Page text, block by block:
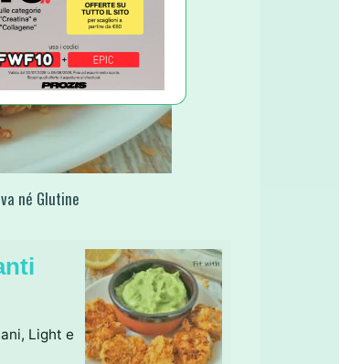
né Glutine
Light e